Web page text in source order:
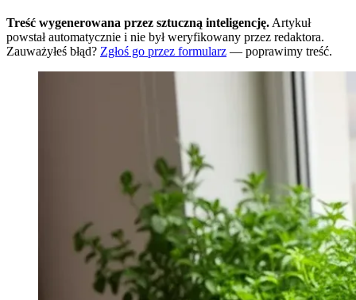
Treść wygenerowana przez sztuczną inteligencję. Artykuł
powstał automatycznie i nie był weryfikowany przez redaktora.
Zauważyłeś błąd? Zgłoś go przez formularz — poprawimy treść.